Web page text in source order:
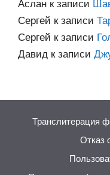
Аслан к записи
Сергей к записи
Сергей к записи
Давид к записи
Транслитерация
Отказ